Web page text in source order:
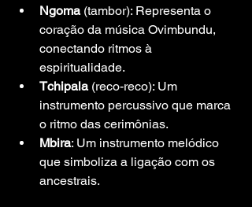
Ngoma (tambor): Representa o
coração da música Ovimbundu,
conectando ritmos à
espiritualidade.
Tchipala (reco-reco): Um
instrumento percussivo que marca
o ritmo das cerimônias.
Mbira: Um instrumento melódico
que simboliza a ligação com os
ancestrais.